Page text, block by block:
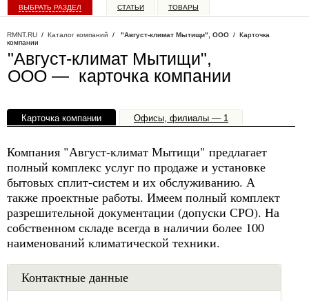
ВЫБРАТЬ РАЗДЕЛ СТАТЬИ ТОВАРЫ
RMNT.RU / Каталог компаний / "Август-климат Мытищи", ООО / Карточка
компании
"Август-климат Мытищи",
ООО — карточка компании
Карточка компании Офисы, филиалы — 1
Компания "Август-климат Мытищи" предлагает
полный комплекс услуг по продаже и установке
бытовых сплит-систем и их обслуживанию. А
также проектные работы. Имеем полный комплект
разрешительной документации (допуски СРО). На
собственном складе всегда в наличии более 100
наименований климатической техники.
Контактные данные